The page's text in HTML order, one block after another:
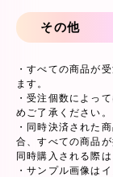
その他
・すべての商品が
ます。
・受注個数によっ
めご了承ください。
・同時決済された
合、すべての商品
同時購入される際
・サンプル画像は